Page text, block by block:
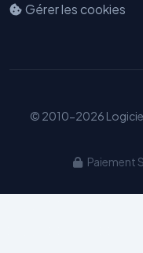
Gérer les cookies
© 2010-2026
Paiement